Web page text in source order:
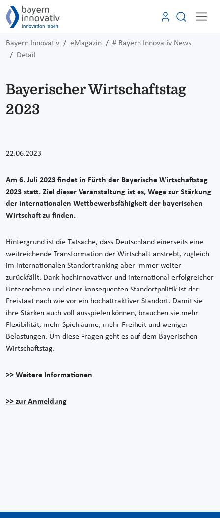
Bayern Innovativ eMagazin
# Bayern Innovativ News
Detail
Bayerischer Wirtschaftstag
2023
22.06.2023
Am 6. Juli 2023 findet in Fürth der Bayerische Wirtschaftstag
2023 statt. Ziel dieser Veranstaltung ist es, Wege zur Stärkung
der internationalen Wettbewerbsfähigkeit der bayerischen
Wirtschaft zu finden.
Hintergrund ist die Tatsache, dass Deutschland einerseits eine
weitreichende Transformation der Wirtschaft anstrebt, zugleich
im internationalen Standortranking aber immer weiter
zurückfällt. Dank hochinnovativer und international erfolgreicher
Unternehmen und einer konsequenten Standortpolitik ist der
Freistaat nach wie vor ein hochattraktiver Standort. Damit sie
ihre Stärken auch voll ausspielen können, brauchen sie mehr
Flexibilität, mehr Spielräume, mehr Freiheit und weniger
Belastungen. Um diese Fragen geht es auf dem Bayerischen
Wirtschaftstag.
>> Weitere Informationen
>> zur Anmeldung